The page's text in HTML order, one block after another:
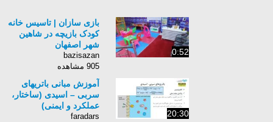
0:52
بازی سازان | تاسیس خانه
کودک بازیچه در شاهین
شهر اصفهان
bazisazan
905 مشاهده
20:30
آموزش مبانی باتری‎های
سربی – اسیدی (ساختار،
عملکرد و ایمنی)
faradars